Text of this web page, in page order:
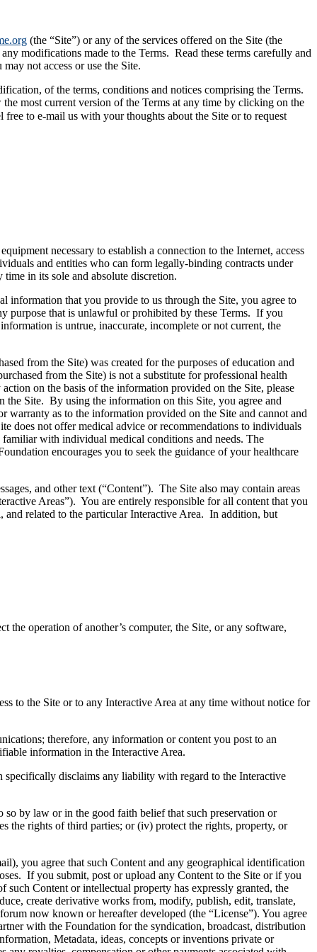
(the “Site”) or any of the services offered on the Site (the
modifications made to the Terms. Read these terms carefully and
not access or use the Site.
of the terms, conditions and notices comprising the Terms.
most current version of the Terms at any time by clicking on the
to e-mail us with your thoughts about the Site or to request
necessary to establish a connection to the Internet, access
and entities who can form legally-binding contracts under
in its sole and absolute discretion.
information that you provide to us through the Site, you agree to
purpose that is unlawful or prohibited by these Terms. If you
is untrue, inaccurate, incomplete or not current, the
from the Site) was created for the purposes of education and
from the Site) is not a substitute for professional health
on the basis of the information provided on the Site, please
the Site. By using the information on this Site, you agree and
as to the information provided on the Site and cannot and
does not offer medical advice or recommendations to individuals
with individual medical conditions and needs. The
encourages you to seek the guidance of your healthcare
and other text (“Content”). The Site also may contain areas
Areas”). You are entirely responsible for all content that you
and related to the particular Interactive Area. In addition, but
the operation of another’s computer, the Site, or any software,
to the Site or to any Interactive Area at any time without notice for
therefore, any information or content you post to an
information in the Interactive Area.
specifically disclaims any liability with regard to the Interactive
so by law or in the good faith belief that such preservation or
the rights of third parties; or (iv) protect the rights, property, or
you agree that such Content and any geographical identification
If you submit, post or upload any Content to the Site or if you
Content or intellectual property has expressly granted, the
create derivative works from, modify, publish, edit, translate,
now known or hereafter developed (the “License”). You agree
with the Foundation for the syndication, broadcast, distribution
Metadata, ideas, concepts or inventions private or